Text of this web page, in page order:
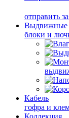
отправить
Выдвижные
блоки и
Кабель
гофра и
Коллекция